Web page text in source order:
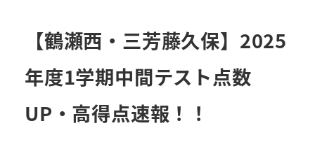
【鶴瀬西・三芳藤久保】2025
年度1学期中間テスト点数
UP・高得点速報！！